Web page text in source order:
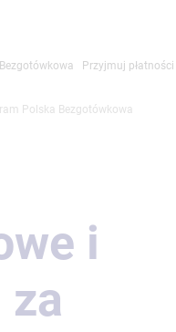
Przyjmuj płatności
Polska Bezgotówkowa
i